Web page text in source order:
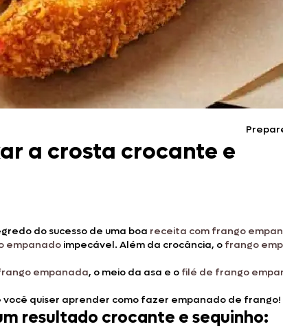
a crosta crocante e
do sucesso de uma boa receita com frango
empanado impecável. Além da crocância, o frango
empanada, o meio da asa e o filé de frango
quiser aprender como fazer empanado de frango!
resultado crocante e sequinho: